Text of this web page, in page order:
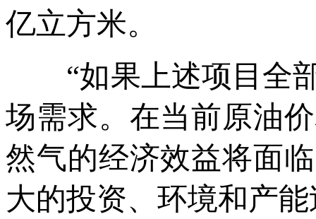
亿立方米。
“如果上述项目全部
场需求。在当前原油
然气的经济效益将面
大的投资、环境和产